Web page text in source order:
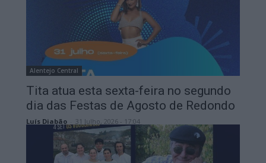
Alentejo Central
Tita atua esta sexta-feira no segundo
dia das Festas de Agosto de Redondo
Luís Diabão 31 Julho, 2026 - 17:04